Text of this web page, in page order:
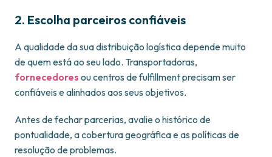
2. Escolha parceiros confiáveis
A qualidade da sua distribuição logística depende muito
de quem está ao seu lado. Transportadoras,
fornecedores ou centros de fulfillment precisam ser
confiáveis e alinhados aos seus objetivos.
Antes de fechar parcerias, avalie o histórico de
pontualidade, a cobertura geográfica e as políticas de
resolução de problemas.